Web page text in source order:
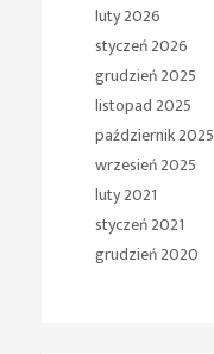
luty 2026
styczeń 2026
grudzień 2025
listopad 2025
październik 2025
wrzesień 2025
luty 2021
styczeń 2021
grudzień 2020